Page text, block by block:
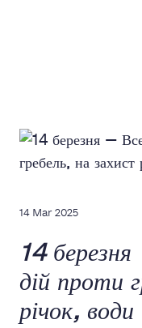
14 Mar 2025
14
дій проти
річок,